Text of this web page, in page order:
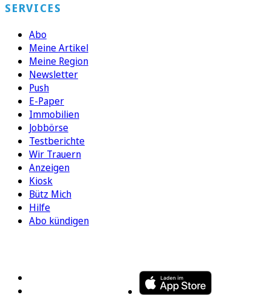
SERVICES
Abo
Meine Artikel
Meine Region
Newsletter
Push
E-Paper
Immobilien
Jobbörse
Testberichte
Wir Trauern
Anzeigen
Kiosk
Bütz Mich
Hilfe
Abo kündigen